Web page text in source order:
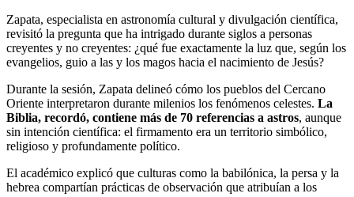
Zapata, especialista en astronomía cultural y divulgación científica,
revisitó la pregunta que ha intrigado durante siglos a personas
creyentes y no creyentes: ¿qué fue exactamente la luz que, según los
evangelios, guio a las y los magos hacia el nacimiento de Jesús?
Durante la sesión, Zapata delineó cómo los pueblos del Cercano
Oriente interpretaron durante milenios los fenómenos celestes. La
Biblia, recordó, contiene más de 70 referencias a astros, aunque
sin intención científica: el firmamento era un territorio simbólico,
religioso y profundamente político.
El académico explicó que culturas como la babilónica, la persa y la
hebrea compartían prácticas de observación que atribuían a los